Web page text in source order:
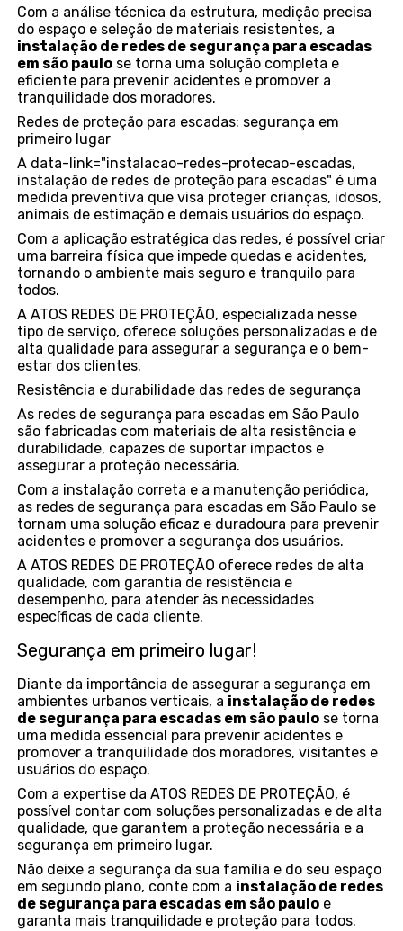
Com a análise técnica da estrutura, medição precisa
do espaço e seleção de materiais resistentes, a
instalação de redes de segurança para escadas
em são paulo se torna uma solução completa e
eficiente para prevenir acidentes e promover a
tranquilidade dos moradores.
Redes de proteção para escadas: segurança em
primeiro lugar
A data-link="instalacao-redes-protecao-escadas,
instalação de redes de proteção para escadas" é uma
medida preventiva que visa proteger crianças, idosos,
animais de estimação e demais usuários do espaço.
Com a aplicação estratégica das redes, é possível criar
uma barreira física que impede quedas e acidentes,
tornando o ambiente mais seguro e tranquilo para
todos.
A ATOS REDES DE PROTEÇÃO, especializada nesse
tipo de serviço, oferece soluções personalizadas e de
alta qualidade para assegurar a segurança e o bem-
estar dos clientes.
Resistência e durabilidade das redes de segurança
As redes de segurança para escadas em São Paulo
são fabricadas com materiais de alta resistência e
durabilidade, capazes de suportar impactos e
assegurar a proteção necessária.
Com a instalação correta e a manutenção periódica,
as redes de segurança para escadas em São Paulo se
tornam uma solução eficaz e duradoura para prevenir
acidentes e promover a segurança dos usuários.
A ATOS REDES DE PROTEÇÃO oferece redes de alta
qualidade, com garantia de resistência e
desempenho, para atender às necessidades
específicas de cada cliente.
Segurança em primeiro lugar!
Diante da importância de assegurar a segurança em
ambientes urbanos verticais, a instalação de redes
de segurança para escadas em são paulo se torna
uma medida essencial para prevenir acidentes e
promover a tranquilidade dos moradores, visitantes e
usuários do espaço.
Com a expertise da ATOS REDES DE PROTEÇÃO, é
possível contar com soluções personalizadas e de alta
qualidade, que garantem a proteção necessária e a
segurança em primeiro lugar.
Não deixe a segurança da sua família e do seu espaço
em segundo plano, conte com a instalação de redes
de segurança para escadas em são paulo e
garanta mais tranquilidade e proteção para todos.